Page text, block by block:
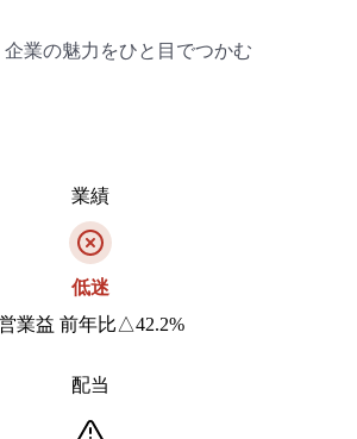
業の魅力をひと目でつかむ
業績
低迷
業益 前年比△42.2%
配当